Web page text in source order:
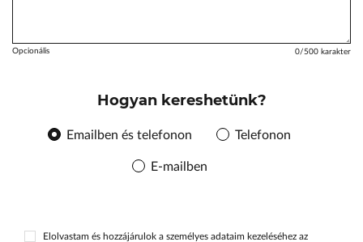
Opcionális 0/500 karakter
Hogyan kereshetünk?
Emailben és telefonon Telefonon
E-mailben
Elolvastam és hozzájárulok a személyes adataim kezeléséhez az